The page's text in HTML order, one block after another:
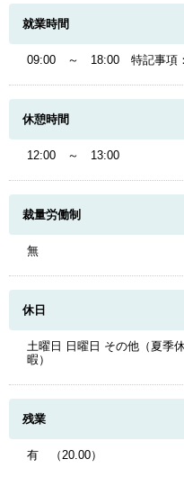
就業時間
09:00 ～ 18:00 特記事項
休憩時間
12:00 ～ 13:00
裁量労働制
無
休日
土曜日 日曜日 その他（夏季
暇）
残業
有 （20.00）